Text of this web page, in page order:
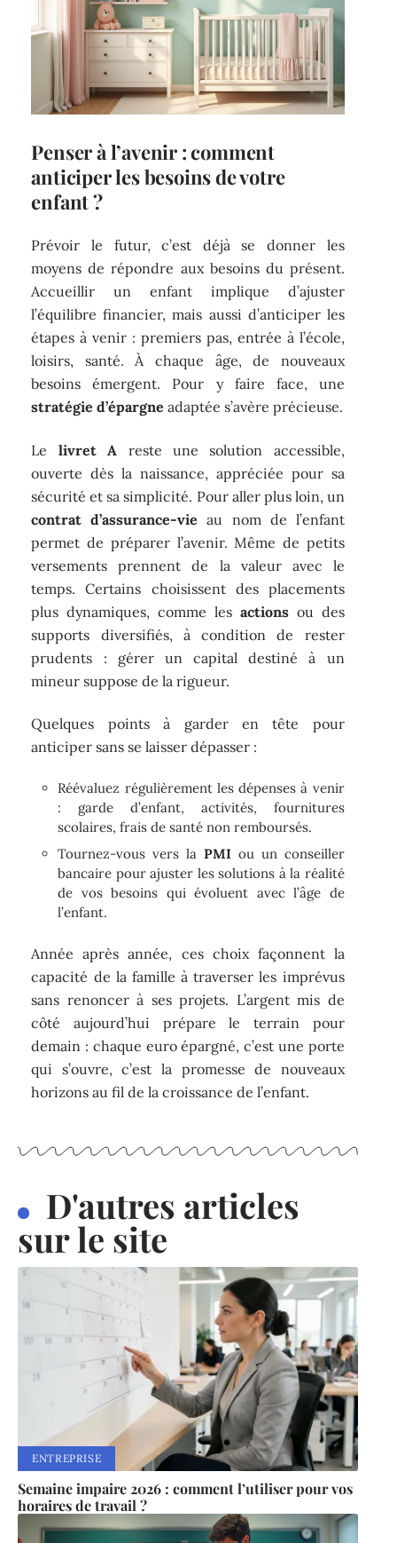
Penser à l’avenir : comment
anticiper les besoins de votre
enfant ?
Prévoir le futur, c’est déjà se donner les
moyens de répondre aux besoins du présent.
Accueillir un enfant implique d’ajuster
l’équilibre financier, mais aussi d’anticiper les
étapes à venir : premiers pas, entrée à l’école,
loisirs, santé. À chaque âge, de nouveaux
besoins émergent. Pour y faire face, une
stratégie d’épargne adaptée s’avère précieuse.
Le livret A reste une solution accessible,
ouverte dès la naissance, appréciée pour sa
sécurité et sa simplicité. Pour aller plus loin, un
contrat d’assurance-vie au nom de l’enfant
permet de préparer l’avenir. Même de petits
versements prennent de la valeur avec le
temps. Certains choisissent des placements
plus dynamiques, comme les actionsou des
supports diversifiés, à condition de rester
prudents : gérer un capital destiné à un
mineur suppose de la rigueur.
Quelques points à garder en tête pour
anticiper sans se laisser dépasser :
Réévaluez régulièrement les dépenses à venir
: garde d’enfant, activités, fournitures
scolaires, frais de santé non remboursés.
Tournez-vous vers la PMI ou un conseiller
bancaire pour ajuster les solutions à la réalité
de vos besoins qui évoluent avec l’âge de
l’enfant.
Année après année, ces choix façonnent la
capacité de la famille à traverser les imprévus
sans renoncer à ses projets. L’argent mis de
côté aujourd’hui prépare le terrain pour
demain : chaque euro épargné, c’est une porte
qui s’ouvre, c’est la promesse de nouveaux
horizons au fil de la croissance de l’enfant.
D'autres articles
sur le site
ENTREPRISE
Semaine impaire 2026 : comment l’utiliser pour vos
horaires de travail ?